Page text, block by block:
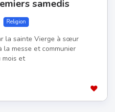
samedis
Religion
la sainte Vierge à sœur
la messe et communier
mois et